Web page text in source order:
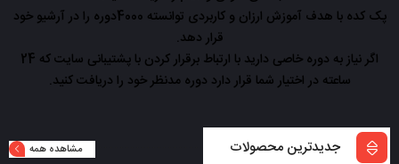
پک کده با هدف آموزش ارزان و کاربردی توانسته 4000دوره را در آرشیو خود
قرار دهد.
اگر نیاز به دوره خاصی دارید با ارتباط برقرار کردن با پشتیبانی سایت که 24
ساعته در اختیار شما قرار دارد دوره مدنظر خود را دریافت کنید.
جدیدترین محصولات مشاهده همه